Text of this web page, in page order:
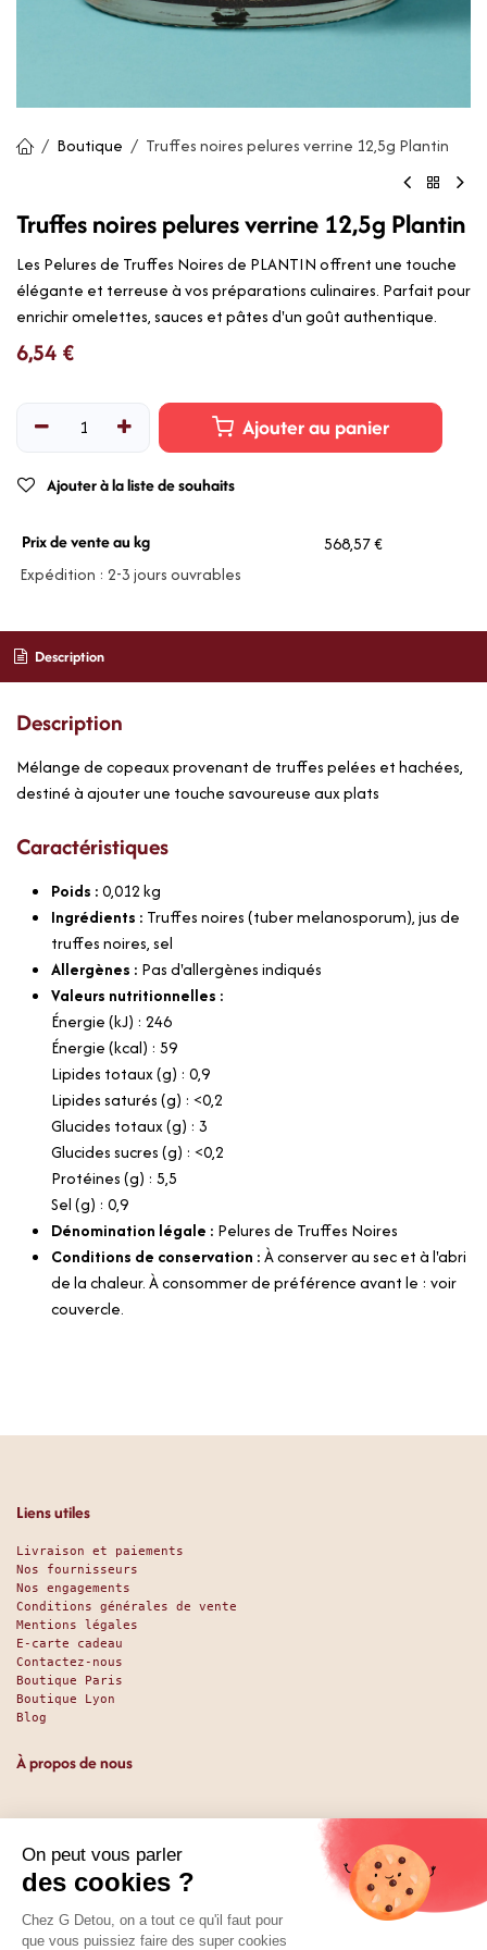
Boutique Truffes noires pelures verrine 12,5g Plantin
Truffes noires pelures verrine 12,5g Plantin
Les Pelures de Truffes Noires de PLANTIN offrent une touche
élégante et terreuse à vos préparations culinaires. Parfait pour
enrichir omelettes, sauces et pâtes d'un goût authentique.
6,54 €
Ajouter au panier
Ajouter à la liste de souhaits
Prix de vente au kg
568,57 €
Expédition : 2-3 jours ouvrables
Description
Description
Mélange de copeaux provenant de truffes pelées et hachées,
destiné à ajouter une touche savoureuse aux plats
Caractéristiques
Poids :0,012kg
Ingrédients : Truffes noires (tuber melanosporum), jus de
truffes noires, sel
Allergènes : Pas d'allergènes indiqués
Valeurs nutritionnelles :
Énergie (kJ) : 246
Énergie (kcal) : 59
Lipides totaux (g) : 0,9
Lipides saturés (g) : <0,2
Glucides totaux (g) : 3
Glucides sucres (g) : <0,2
Protéines (g) : 5,5
Sel (g) : 0,9
Dénomination légale : Pelures de Truffes Noires
Conditions de conservation :À conserver au sec et à l'abri
de la chaleur. À consommer de préférence avant le : voir
couvercle.
Liens utiles
Livraison et paiements
Nos fournisseurs
Nos engagements
Conditions générales de vente
Mentions légales
E-carte cadeau
Contactez-nous
Boutique Paris
Boutique Lyon
Blog
À propos de nous
Depuis 1951, nous accueillons les gourmands et les gourmets
en leur promettant des produits de qualité au meilleur
prix. Que vous soyez des pros ou des particuliers, que vous
cherchiez du sucré ou du salé, nous avons sans doute ce
qu’il vous faut. Et même des choses que vous ne soupçonniez
pas. La boutique existe depuis 1951, la vente en ligne